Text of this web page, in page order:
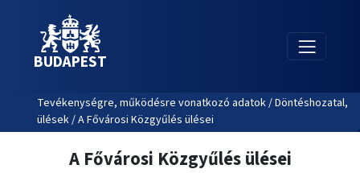
BUDAPEST
Tevékenységre, működésre vonatkozó adatok / Döntéshozatal,
ülések / A Fővárosi Közgyűlés ülései
A Fővárosi Közgyűlés ülései